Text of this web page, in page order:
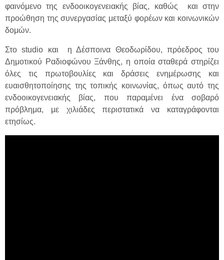
φαινόμενο της ενδοοικογενειακής βίας, καθώς και στην
προώθηση της συνεργασίας μεταξύ φορέων και κοινωνικών
δομών.
Στο studio και η Δέσποινα Θεοδωρίδου, πρόεδρος του
Δημοτικού Ραδιοφώνου Ξάνθης, η οποία σταθερά στηρίζει
όλες τις πρωτοβουλίες και δράσεις ενημέρωσης και
ευαισθητοποίησης της τοπικής κοινωνίας, όπως αυτό της
ενδοοικογενειακής βίας, που παραμένει ένα σοβαρό
πρόβλημα, με χιλιάδες περιστατικά να καταγράφονται
ετησίως.